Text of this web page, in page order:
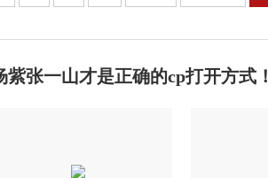
张一山才是正确的cp打开方式！